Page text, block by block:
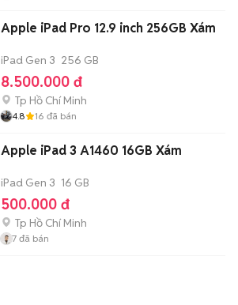
Apple iPad Pro 12.9 inch 256GB Xám
iPad Gen 3 256 GB
8.500.000 đ
Tp Hồ Chí Minh
4.8 16 đã bán
Apple iPad 3 A1460 16GB Xám
iPad Gen 3 16 GB
500.000 đ
Tp Hồ Chí Minh
7 đã bán